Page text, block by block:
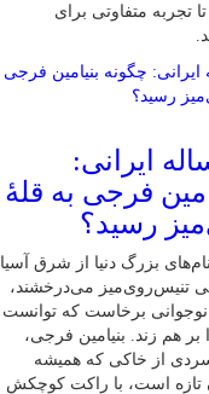
تجربه متفاوتی برای
۱۶ ساله ایرانی:
فرجی به قلهٔ
رسید؟
بزرگ دنیا از شرق آسیا
تنیس‌روی‌میز می‌درخشند،
نوجوانی برخاست که توانست
بر هم زند. بنیامین فرجی،
از خاکی که همیشه
تازه است، با راکت کوچکش